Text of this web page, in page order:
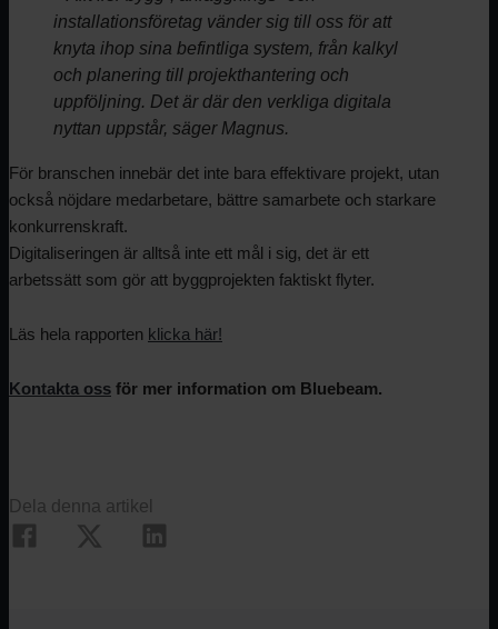
installationsföretag vänder sig till oss för att
knyta ihop sina befintliga system, från kalkyl
och planering till projekthantering och
uppföljning. Det är där den verkliga digitala
nyttan uppstår, säger Magnus.
För branschen innebär det inte bara effektivare projekt, utan
också nöjdare medarbetare, bättre samarbete och starkare
konkurrenskraft.
Digitaliseringen är alltså inte ett mål i sig, det är ett
arbetssätt som gör att byggprojekten faktiskt flyter.
Läs hela rapporten klicka här!
Kontakta oss för mer information om Bluebeam.
Dela denna artikel